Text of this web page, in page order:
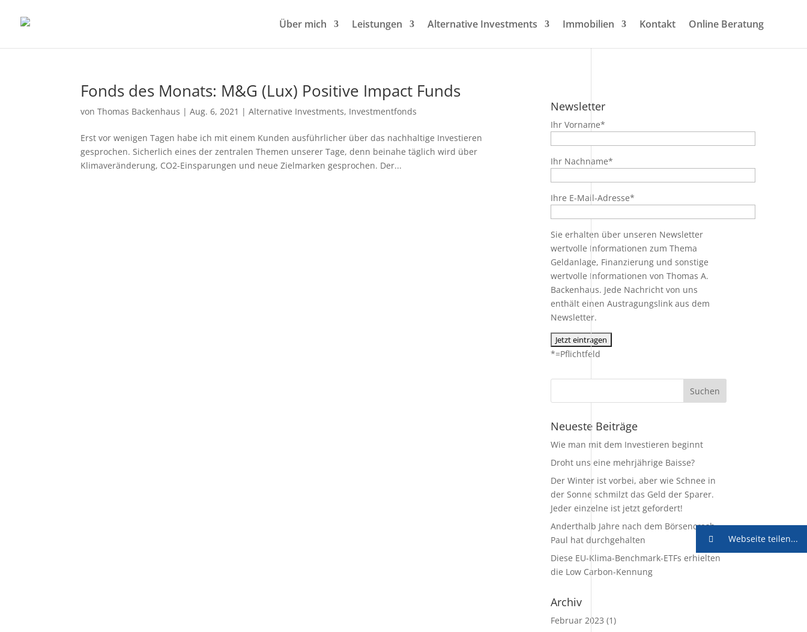
Über mich Leistungen Alternative Investments Immobilien Kontakt Online Beratung
Fonds des Monats: M&G (Lux) Positive Impact Funds
vonThomas Backenhaus |Aug. 6, 2021 |Alternative Investments, Investmentfonds
Erst vor wenigen Tagen habe ich mit einem Kunden ausführlicher über das nachhaltige Investieren
gesprochen. Sicherlich eines der zentralen Themen unserer Tage, denn beinahe täglich wird über
Klimaveränderung, CO2-Einsparungen und neue Zielmarken gesprochen. Der...
Newsletter
Ihr Vorname*
Ihr Nachname*
Ihre E-Mail-Adresse*
Sie erhalten über unseren Newsletter
wertvolle Informationen zum Thema
Geldanlage, Finanzierung und sonstige
wertvolle Informationen von Thomas A.
Backenhaus. Jede Nachricht von uns
enthält einen Austragungslink aus dem
Newsletter.
*=Pflichtfeld
Neueste Beiträge
Wie man mit dem Investieren beginnt
Droht uns eine mehrjährige Baisse?
Der Winter ist vorbei, aber wie Schnee in
der Sonne schmilzt das Geld der Sparer.
Jeder einzelne ist jetzt gefordert!
Anderthalb Jahre nach dem Börsencrash –
Paul hat durchgehalten
Diese EU-Klima-Benchmark-ETFs erhielten
die Low Carbon-Kennung
Archiv
Februar 2023 (1)
Webseite teilen...